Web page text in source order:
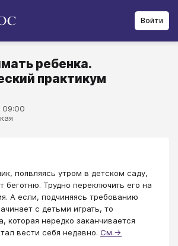
Войти
ребенка.
практикум
09:00
появляясь утром в детском саду,
беготню. Трудно переключить его на
А если, подчиняясь требованию
с детьми играть, то
которая нередко заканчивается
вести себя недавно. См.→